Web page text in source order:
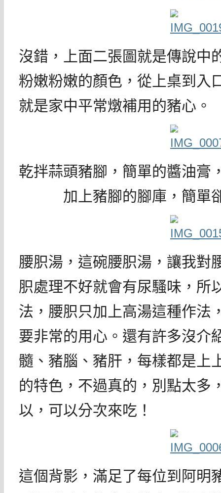
沒錯，上面二張圖就是傳說中
粉嫩粉嫩的顏色，從上桌到入
就是家中平常燉補用的豬心。
乾拌蒜頭豬腳，簡單的醬油膏
加上豬腳的腳庫，簡單
腰胑湯，這碗腰胑湯，讓我對
胑處理不好就會有尿騷味，所
法，腰胑只加上高湯這種作法
要非常的用心。還有許多沒介
髓、豬腦、豬肝，每樣都是上
的特色，不過真的，別點太多
以，可以分次來吃！
這個背影，滿足了每位到阿明